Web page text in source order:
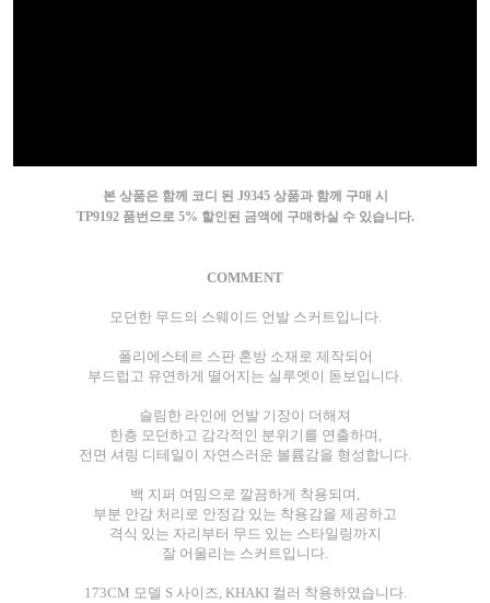
본 상품은 함께 코디 된 J9345 상품과 함께 구매 시
TP9192 품번으로 5% 할인된 금액에 구매하실 수 있습니다.
COMMENT
모던한 무드의 스웨이드 언발 스커트입니다.
폴리에스테르 스판 혼방 소재로 제작되어
부드럽고 유연하게 떨어지는 실루엣이 돋보입니다.
슬림한 라인에 언발 기장이 더해져
한층 모던하고 감각적인 분위기를 연출하며,
전면 셔링 디테일이 자연스러운 볼륨감을 형성합니다.
백 지퍼 여밈으로 깔끔하게 착용되며,
부분 안감 처리로 안정감 있는 착용감을 제공하고
격식 있는 자리부터 무드 있는 스타일링까지
잘 어울리는 스커트입니다.
173CM 모델 S 사이즈, KHAKI 컬러 착용하였습니다.